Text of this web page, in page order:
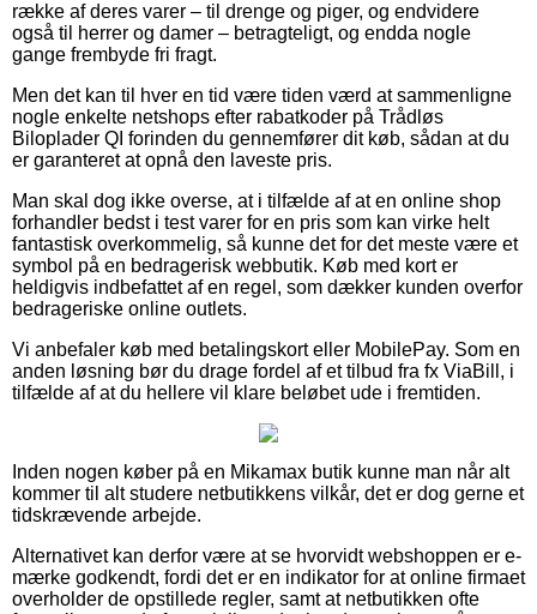
række af deres varer – til drenge og piger, og endvidere
også til herrer og damer – betragteligt, og endda nogle
gange frembyde fri fragt.
Men det kan til hver en tid være tiden værd at sammenligne
nogle enkelte netshops efter rabatkoder på Trådløs
Biloplader QI forinden du gennemfører dit køb, sådan at du
er garanteret at opnå den laveste pris.
Man skal dog ikke overse, at i tilfælde af at en online shop
forhandler bedst i test varer for en pris som kan virke helt
fantastisk overkommelig, så kunne det for det meste være et
symbol på en bedragerisk webbutik. Køb med kort er
heldigvis indbefattet af en regel, som dækker kunden overfor
bedrageriske online outlets.
Vi anbefaler køb med betalingskort eller MobilePay. Som en
anden løsning bør du drage fordel af et tilbud fra fx ViaBill, i
tilfælde af at du hellere vil klare beløbet ude i fremtiden.
Inden nogen køber på en Mikamax butik kunne man når alt
kommer til alt studere netbutikkens vilkår, det er dog gerne et
tidskrævende arbejde.
Alternativet kan derfor være at se hvorvidt webshoppen er e-
mærke godkendt, fordi det er en indikator for at online firmaet
overholder de opstillede regler, samt at netbutikken ofte